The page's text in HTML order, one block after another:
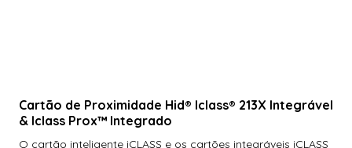
Cartão de Proximidade Hid® Iclass® 213X Integrável
& Iclass Prox™ Integrado
O cartão inteligente iCLASS e os cartões integráveis iCLASS